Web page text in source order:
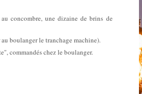
au concombre, une dizaine de brins de
boulanger le tranchage machine).
commandés chez le boulanger.